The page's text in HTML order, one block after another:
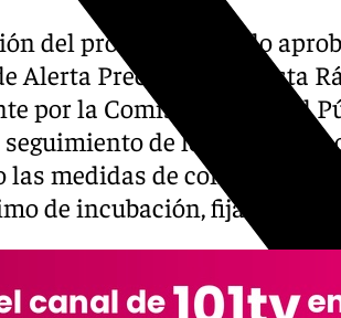
del protocolo ha sido
Alerta Precoz y Respuesta
por la Comisión de Salud
seguimiento de los contactos
las medidas de control
de incubación, fijado en